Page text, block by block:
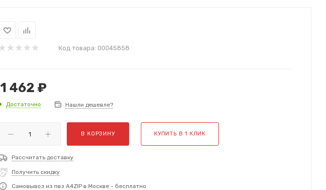
Код товара: 00045858
1 462 ₽
Достаточно Нашли дешевле?
В КОРЗИНУ КУПИТЬ В 1 КЛИК
Рассчитать доставку
Получить скидку
Самовывоз из пвз A4ZIP в Москве - бесплатно